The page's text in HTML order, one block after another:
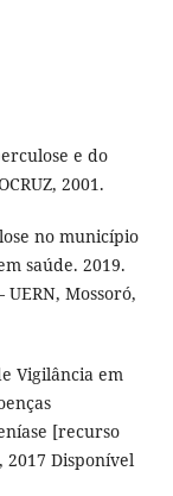
e do
2001.
no município
saúde. 2019.
Mossoró,
Vigilância em
[recurso
Disponível